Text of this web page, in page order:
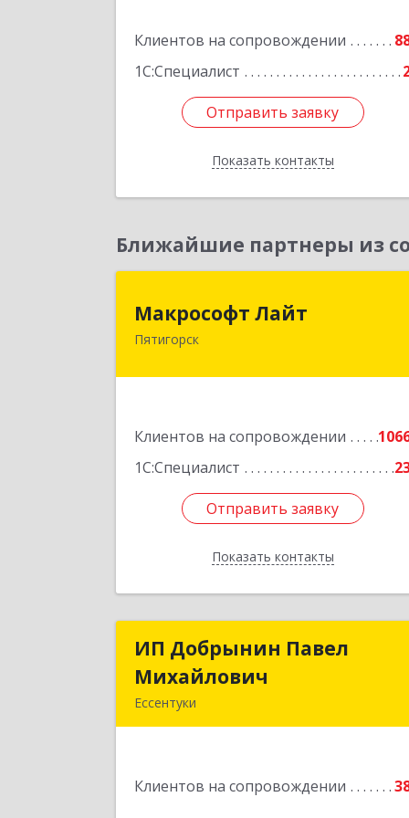
Клиентов на сопровождении
1С:Специалист
Отправить заявку
Показать контакты
Отправить заявку
Назад
Ближайшие партнеры из
Макрософт Лайт
Пятигорск
Клиентов на сопровождении
1С:Специалист
Отправить заявку
Показать контакты
Макрософт Лайт
357501, Ставропольский край,
Отправить заявку
Назад
ИП Добрынин Павел
Михайлович
Ессентуки
Клиентов на сопровождении
ИП Добрынин Павел